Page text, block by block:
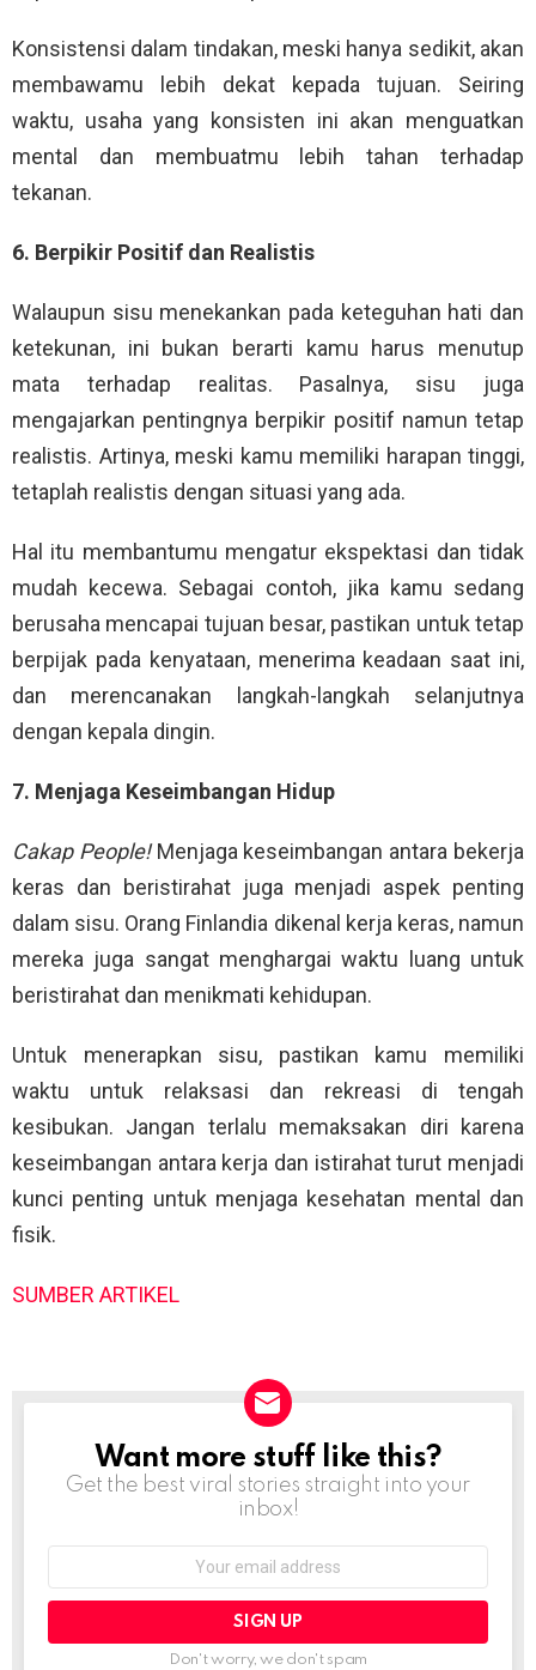
Konsistensi dalam tindakan, meski hanya sedikit, akan
membawamu lebih dekat kepada tujuan. Seiring
waktu, usaha yang konsisten ini akan menguatkan
mental dan membuatmu lebih tahan terhadap
tekanan.
6. Berpikir Positif dan Realistis
Walaupun sisu menekankan pada keteguhan hati dan
ketekunan, ini bukan berarti kamu harus menutup
mata terhadap realitas. Pasalnya, sisu juga
mengajarkan pentingnya berpikir positif namun tetap
realistis. Artinya, meski kamu memiliki harapan tinggi,
tetaplah realistis dengan situasi yang ada.
Hal itu membantumu mengatur ekspektasi dan tidak
mudah kecewa. Sebagai contoh, jika kamu sedang
berusaha mencapai tujuan besar, pastikan untuk tetap
berpijak pada kenyataan, menerima keadaan saat ini,
dan merencanakan langkah-langkah selanjutnya
dengan kepala dingin.
7. Menjaga Keseimbangan Hidup
Cakap People!Menjaga keseimbangan antara bekerja
keras dan beristirahat juga menjadi aspek penting
dalam sisu. Orang Finlandia dikenal kerja keras, namun
mereka juga sangat menghargai waktu luang untuk
beristirahat dan menikmati kehidupan.
Untuk menerapkan sisu, pastikan kamu memiliki
waktu untuk relaksasi dan rekreasi di tengah
kesibukan. Jangan terlalu memaksakan diri karena
keseimbangan antara kerja dan istirahat turut menjadi
kunci penting untuk menjaga kesehatan mental dan
fisik.
SUMBER ARTIKEL
NEWSLETTER
Want more stuff like this?
Get the best viral stories straight into your
inbox!
Don't worry, we don't spam